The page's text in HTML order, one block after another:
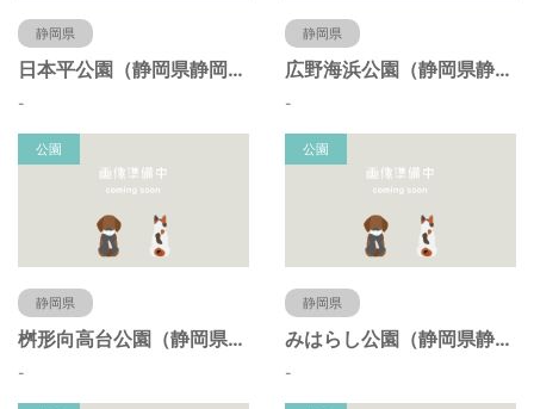
静岡県
日本平公園（静岡県静岡市）
-
静岡県
広野海浜公園（静岡県静岡市）
-
公園
静岡県
桝形向高台公園（静岡県静岡市）
-
公園
静岡県
みはらし公園（静岡県静岡市）
-